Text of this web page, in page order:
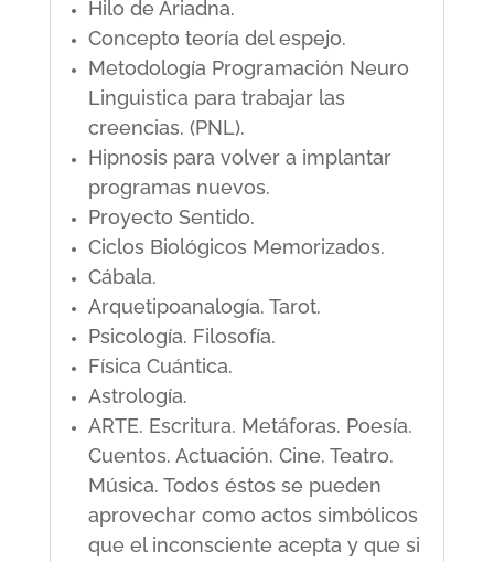
Hilo de Ariadna.
Concepto teoría del espejo.
Metodología Programación Neuro
Linguistica para trabajar las
creencias. (PNL).
Hipnosis para volver a implantar
programas nuevos.
Proyecto Sentido.
Ciclos Biológicos Memorizados.
Cábala.
Arquetipoanalogía. Tarot.
Psicología. Filosofía.
Física Cuántica.
Astrología.
ARTE. Escritura. Metáforas. Poesía.
Cuentos. Actuación. Cine. Teatro.
Música. Todos éstos se pueden
aprovechar como actos simbólicos
que el inconsciente acepta y que si